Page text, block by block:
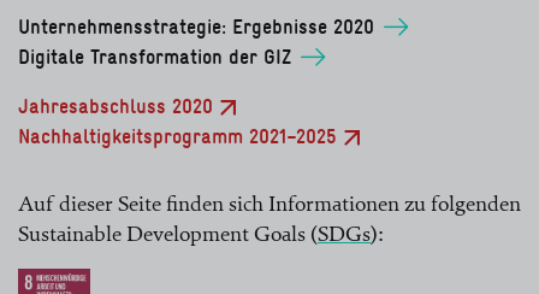
Unternehmensstrategie: Ergebnisse 2020
Digitale Transformation der GIZ
Jahresabschluss 2020
Nachhaltigkeitsprogramm 2021–2025
Auf dieser Seite finden sich Informationen zu folgenden
Sustainable Development Goals (SDGs
lesen Sie mehr
):